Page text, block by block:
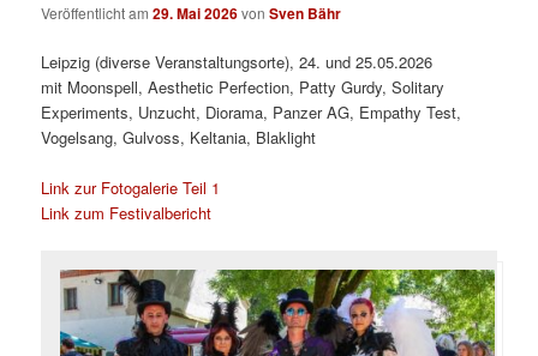
Veröffentlicht am29. Mai 2026vonSven Bähr
Leipzig (diverse Veranstaltungsorte), 24. und 25.05.2026
mit Moonspell, Aesthetic Perfection, Patty Gurdy, Solitary
Experiments, Unzucht, Diorama, Panzer AG, Empathy Test,
Vogelsang, Gulvoss, Keltania, Blaklight
Link zur Fotogalerie Teil 1
Link zum Festivalbericht